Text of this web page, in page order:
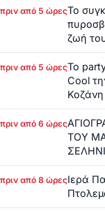
πριν από 5 ώρεςΤο
ζωή
πριν από 5 ώρεςΤο
Cool
Κοζάνη
πριν από 6 ώρες
ΤΟΥ
πριν από 8 ώρεςΙερά